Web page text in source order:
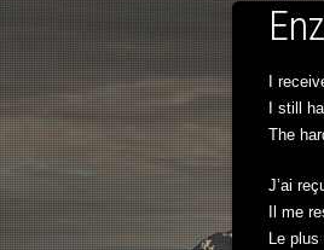
I
I still
The
J’ai
Il me
Le